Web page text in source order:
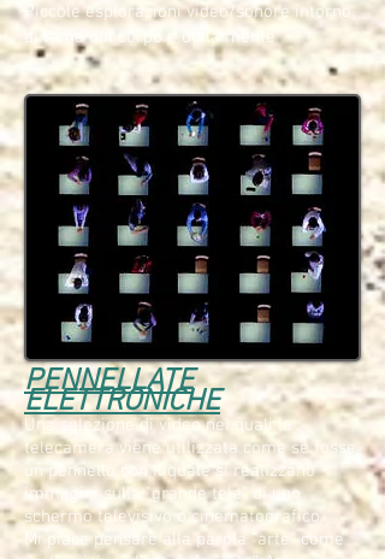
Piccole esplorazioni video/sonore intorno
al tema del corpo e della mente
PENNELLATE
ELETTRONICHE
Una selezione di video nei quali la
telecamera viene utilizzata come se fosse
un pennello con il quale si realizzano
immagini sulla "grande tela" di uno
schermo televisivo o cinematografico.
Mi piace pensare alla parola “arte” come